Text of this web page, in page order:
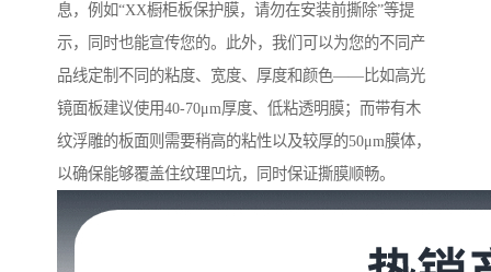
息，例如“XX橱柜板保护膜，请勿在安装前撕除”等提
示，同时也能宣传您的。此外，我们可以为您的不同产
品线定制不同的粘度、宽度、厚度和颜色——比如高光
镜面板建议使用40-70μm厚度、低粘透明膜；而带有木
纹浮雕的板面则需要稍高的粘性以及较厚的50μm膜体，
以确保能够覆盖住纹理凹坑，同时保证撕膜顺畅。